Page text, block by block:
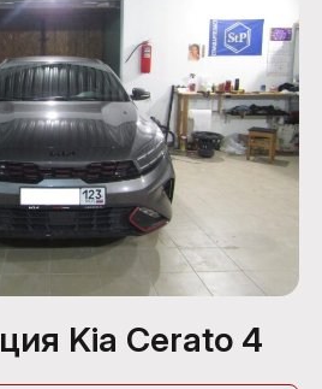
Kia Cerato 4